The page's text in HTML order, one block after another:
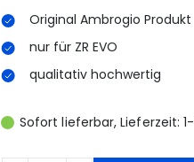
Original Ambrogio Produkt
nur für ZR EVO
qualitativ hochwertig
Sofort lieferbar, Lieferzeit: